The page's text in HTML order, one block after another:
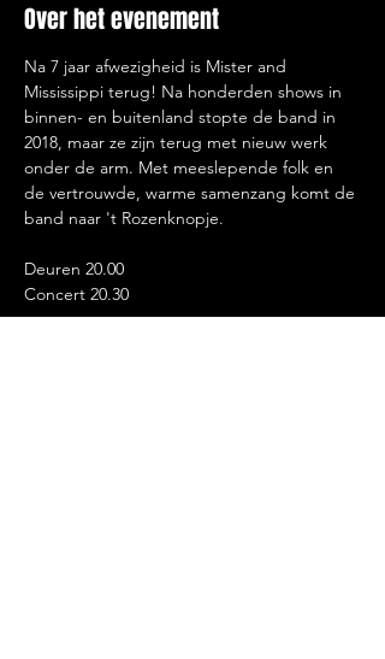
Over het evenement
Na 7 jaar afwezigheid is Mister and
Mississippi terug! Na honderden shows in
binnen- en buitenland stopte de band in
2018, maar ze zijn terug met nieuw werk
onder de arm. Met meeslepende folk en
de vertrouwde, warme samenzang komt de
band naar 't Rozenknopje.
Deuren 20.00
Concert 20.30